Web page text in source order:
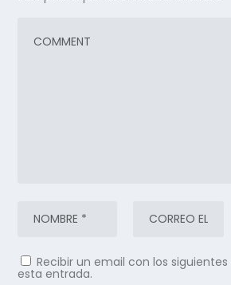
Recibir un email con los
esta entrada.